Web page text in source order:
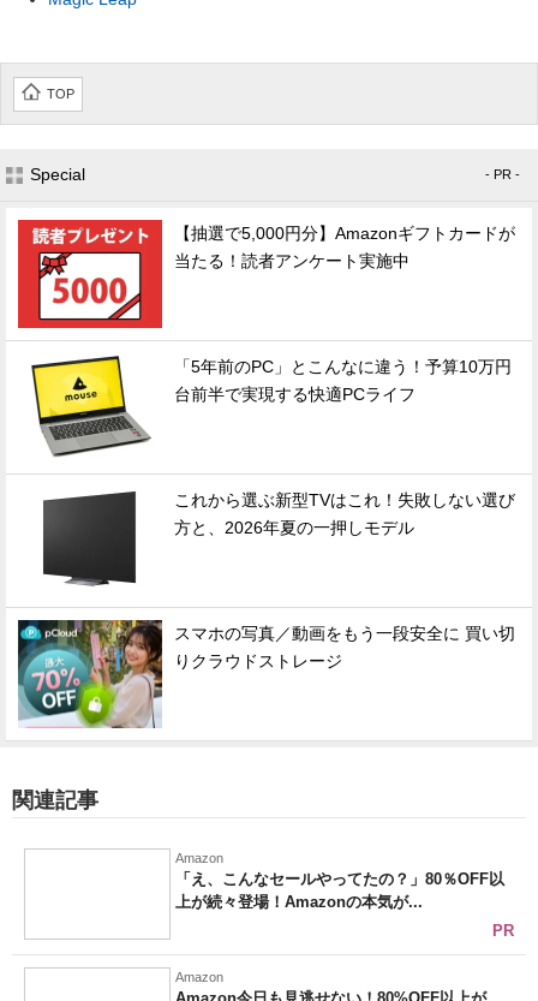
TOP
Special - PR -
【抽選で5,000円分】Amazonギフトカードが
当たる！読者アンケート実施中
「5年前のPC」とこんなに違う！予算10万円
台前半で実現する快適PCライフ
これから選ぶ新型TVはこれ！失敗しない選び
方と、2026年夏の一押しモデル
スマホの写真／動画をもう一段安全に 買い切
りクラウドストレージ
関連記事
Amazon
「え、こんなセールやってたの？」80％OFF以
上が続々登場！Amazonの本気が...
PR
Amazon